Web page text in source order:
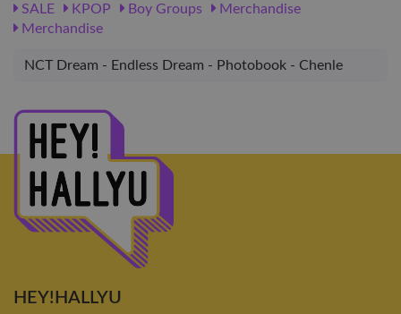
SALE
KPOP Boy Groups
Merchandise
Merchandise
NCT Dream - Endless Dream - Photobook - Chenle
HEY!HALLYU